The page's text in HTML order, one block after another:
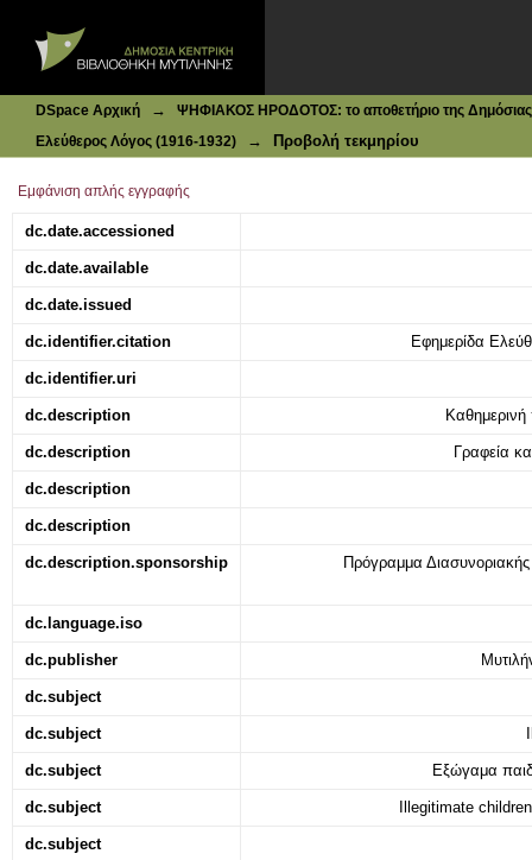
DSpace Αρχική →
ΨΗΦΙΑΚΟΣ ΗΡΟΔΟΤΟΣ: το αποθετήριο της Δημόσιας
Ελεύθερος Λόγος (1916-1932)
→ Προβολή τεκμηρίου
Εμφάνιση απλής εγγραφής
dc.date.accessioned
dc.date.available
dc.date.issued
dc.identifier.citation Εφημερίδα
dc.identifier.uri
dc.description
dc.description Γραφεία
dc.description
dc.description
dc.description.sponsorship Πρόγραμμα
dc.language.iso
dc.publisher
dc.subject
dc.subject
dc.subject Εξώγαμα
dc.subject Illegitimate
dc.subject